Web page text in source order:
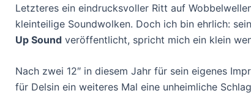
Letzteres ein eindrucksvoller Ritt auf
kleinteilige Soundwolken. Doch ich bin ehrlich:
Up Sound veröffentlicht, spricht mich ein klein
Nach zwei 12″ in diesem Jahr für sein eigenes
für Delsin ein weiteres Mal eine unheimliche